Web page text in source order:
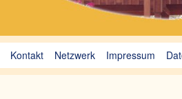
Kontakt Netzwerk Impressum